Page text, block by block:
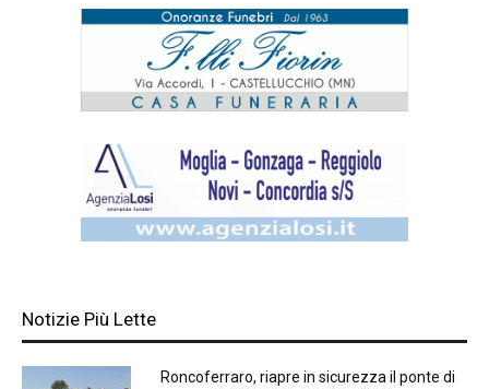
Notizie Più Lette
Roncoferraro, riapre in sicurezza il ponte di